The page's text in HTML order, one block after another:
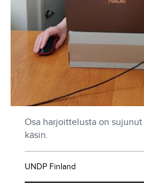
Osa harjoittelusta on
käsin.
UNDP Finland